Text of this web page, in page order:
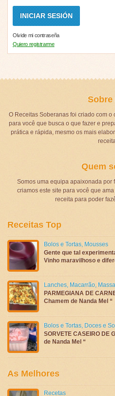
Olvide mi contraseña
Quiero registrarme
Sobre
O Receitas Soberanas foi criado com
para você que busca o que fazer e
prática e rápida, mesmo os mais
Quem
Somos uma equipa apaixonada por
criamos este site para você que
receita para poder
Receitas Top
Bolos e Tortas, Mousses
Gente que tal
Vinho maravilhoso e
Lanches, Macarrão,
PARMEGIANA DE
Chamem de Nanda Mel “
Bolos e Tortas, Doces e
SORVETE CASEIRO DE
de Nanda Mel “
As Melhores
Recetas